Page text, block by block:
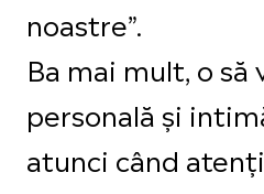
noastre”.
Ba mai mult, o să
personală și
atunci când